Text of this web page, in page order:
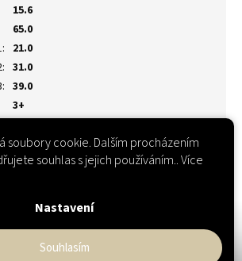
soubory cookie. Dalším procházením
souhlas s jejich používáním.. Více
Nastavení
Souhlasím
15.6
65.0
: 21.0
: 31.0
: 39.0
3+